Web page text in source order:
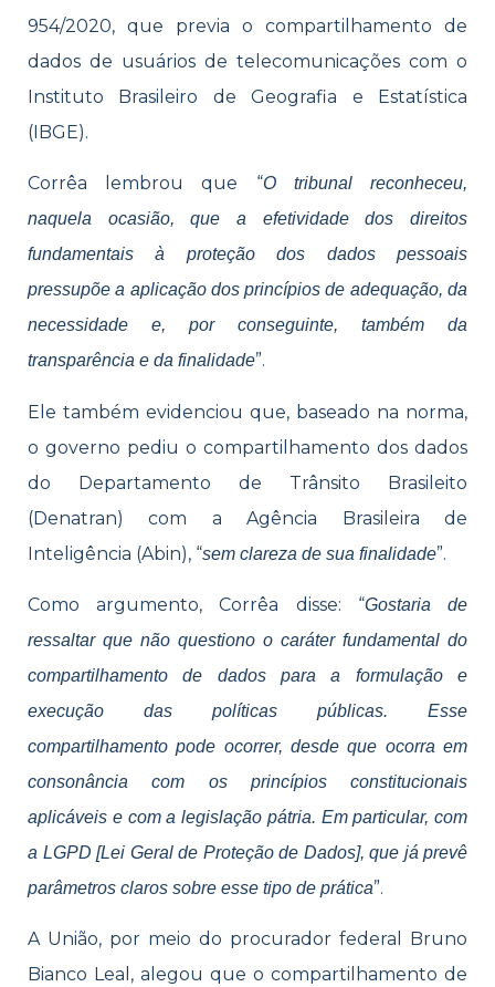
954/2020, que previa o compartilhamento de
dados de usuários de telecomunicações com o
Instituto Brasileiro de Geografia e Estatística
(IBGE).
Corrêa lembrou que “O tribunal reconheceu,
naquela ocasião, que a efetividade dos direitos
fundamentais à proteção dos dados pessoais
pressupõe a aplicação dos princípios de adequação, da
necessidade e, por conseguinte, também da
transparência e da finalidade”.
Ele também evidenciou que, baseado na norma,
o governo pediu o compartilhamento dos dados
do Departamento de Trânsito Brasileito
(Denatran) com a Agência Brasileira de
Inteligência (Abin), “sem clareza de sua finalidade”.
Como argumento, Corrêa disse: “Gostaria de
ressaltar que não questiono o caráter fundamental do
compartilhamento de dados para a formulação e
execução das políticas públicas. Esse
compartilhamento pode ocorrer, desde que ocorra em
consonância com os princípios constitucionais
aplicáveis e com a legislação pátria. Em particular, com
a LGPD [Lei Geral de Proteção de Dados], que já prevê
parâmetros claros sobre esse tipo de prática”.
A União, por meio do procurador federal Bruno
Bianco Leal, alegou que o compartilhamento de